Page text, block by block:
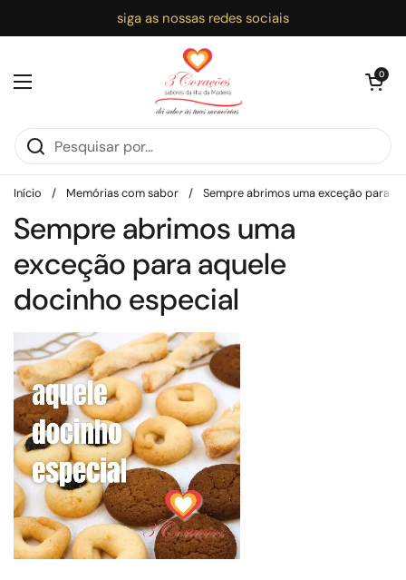
siga as nossas redes sociais
Abrir menu
Abrir
0
Início / Memórias com sabor / Sempre abrimos uma exceção para
Sempre abrimos uma
exceção para aquele
docinho especial